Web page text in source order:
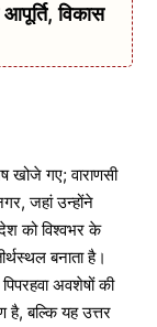
विकास
खोजे गए; वाराणसी
जहां उन्होंने
को विश्वभर के
बनाता है।
अवशेषों की
है, बल्कि यह उत्तर